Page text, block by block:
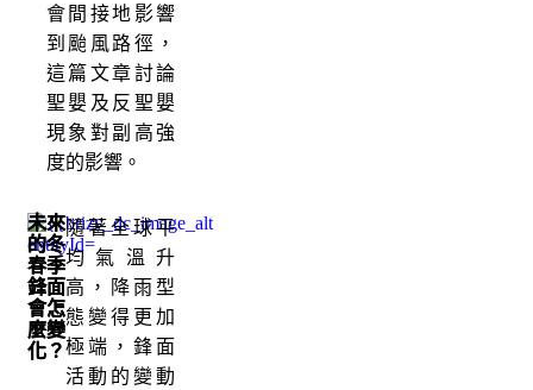
會間接地影響
到颱風路徑，
這篇文章討論
聖嬰及反聖嬰
現象對副高強
度的影響。
未來
的冬
春季
鋒面
會怎
麼變
化？
隨著全球平
均氣溫升
高，降雨型
態變得更加
極端，鋒面
活動的變動